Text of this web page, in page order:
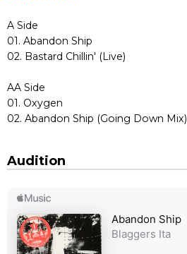
A Side
01. Abandon Ship
02. Bastard Chillin' (Live)
AA Side
01. Oxygen
02. Abandon Ship (Going Down Mix)
Audition